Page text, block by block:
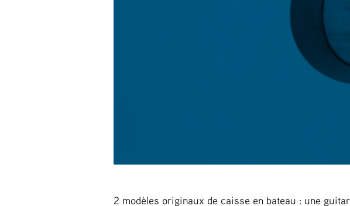
2 modèles originaux de caisse en bateau : une